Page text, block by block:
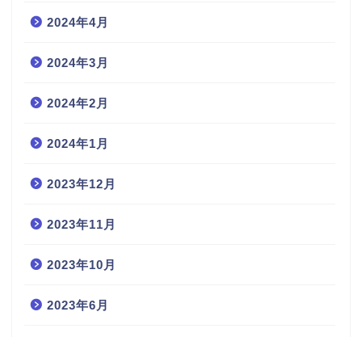
2024年4月
2024年3月
2024年2月
2024年1月
2023年12月
2023年11月
2023年10月
2023年6月